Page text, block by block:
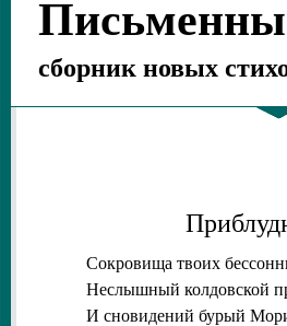
сборник новых
Сокровища твоих
Неслышный колдовской
И сновидений бурый